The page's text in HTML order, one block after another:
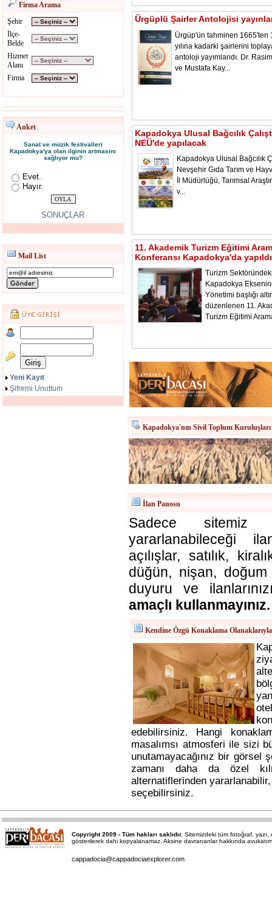
Firma Arama
Şehir
İlçe-
Belde
Hizmet
Alanı
Firma
Anket
Sanat ve müzik festivalleri
Kapadokya'ya olan ilginin artmasını
sağlıyor mu?
Evet.
Hayır.
SONUÇLAR
Mail List
Yeni Kayıt
Şifremi Unuttum
Ürgüplü Şairler Antolojisi
Ürgüp'ün tahminen 1665'ten
yılına kadarki şairlerini
antoloji yayımlandı. Dr.
ve Mustafa Kay...
Kapadokya Ulusal Bağcılık
NEÜ'de yapılacak
Kapadokya Ulusal Bağcılık
Nevşehir Gıda Tarım ve
İl Müdürlüğü, Tarımsal
v...
11. Akademik Turizm Eğitimi
Konferansı Kapadokya'da yapıldı
Turizm
Kapadokya
Yönetimi başlığı
düzenlenen 11.
Turizm Eğitimi
Kapadokya'nın Sivil Toplum Kuruluşları
İlan Panosu
Sadece sitemiz
yararlanabileceği
açılışlar, satılık,
düğün, nişan,
duyuru ve
amaçlı kullanmayınız.
Kendine Özgü Konaklama
edebilirsiniz. Hangi
masalımsı atmosferi ile sizi
unutamayacağınız bir görsel
zamanı daha da özel
alternatiflerinden
seçebilirsiniz.
Copyright 2009 - Tüm hakları saklıdır. Sitemizdeki tüm fotoğraf, yazı,
gösterilerek dahi kopyalanamaz. Aksine davrananlar hakkında
cappadocia@cappadociaexplorer.com